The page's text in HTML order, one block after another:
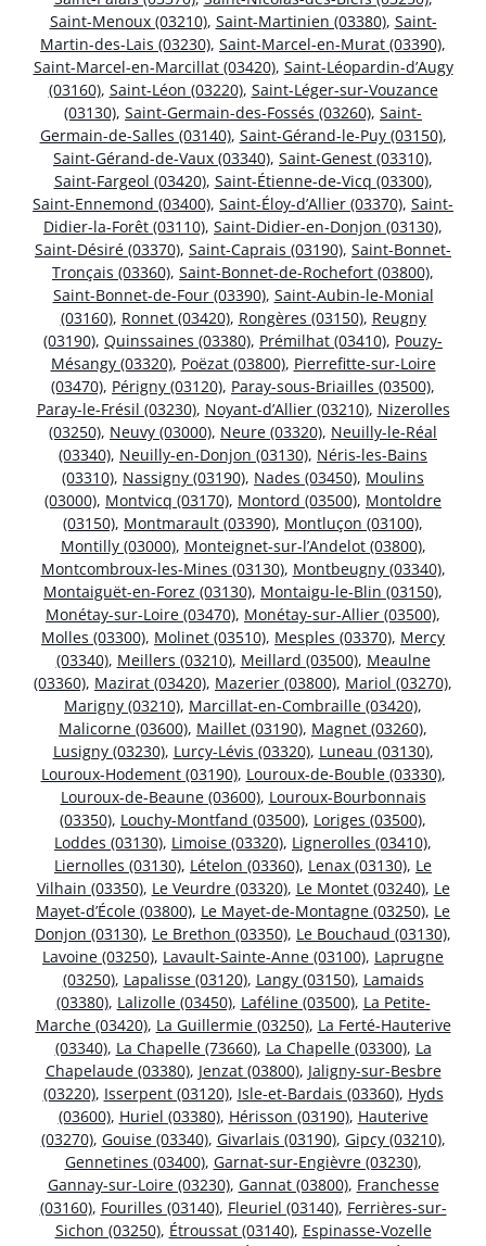
Saint-Menoux (03210), Saint-Martinien (03380), Saint-
Martin-des-Lais (03230), Saint-Marcel-en-Murat (03390),
Saint-Marcel-en-Marcillat (03420), Saint-Léopardin-d’Augy
(03160), Saint-Léon (03220), Saint-Léger-sur-Vouzance
(03130), Saint-Germain-des-Fossés (03260), Saint-
Germain-de-Salles (03140), Saint-Gérand-le-Puy (03150),
Saint-Gérand-de-Vaux (03340), Saint-Genest (03310),
Saint-Fargeol (03420), Saint-Étienne-de-Vicq (03300),
Saint-Ennemond (03400), Saint-Éloy-d’Allier (03370), Saint-
Didier-la-Forêt (03110), Saint-Didier-en-Donjon (03130),
Saint-Désiré (03370), Saint-Caprais (03190), Saint-Bonnet-
Tronçais (03360), Saint-Bonnet-de-Rochefort (03800),
Saint-Bonnet-de-Four (03390), Saint-Aubin-le-Monial
(03160), Ronnet (03420), Rongères (03150), Reugny
(03190), Quinssaines (03380), Prémilhat (03410), Pouzy-
Mésangy (03320), Poëzat (03800), Pierrefitte-sur-Loire
(03470), Périgny (03120), Paray-sous-Briailles (03500),
Paray-le-Frésil (03230), Noyant-d’Allier (03210), Nizerolles
(03250), Neuvy (03000), Neure (03320), Neuilly-le-Réal
(03340), Neuilly-en-Donjon (03130), Néris-les-Bains
(03310), Nassigny (03190), Nades (03450), Moulins
(03000), Montvicq (03170), Montord (03500), Montoldre
(03150), Montmarault (03390), Montluçon (03100),
Montilly (03000), Monteignet-sur-l’Andelot (03800),
Montcombroux-les-Mines (03130), Montbeugny (03340),
Montaiguët-en-Forez (03130), Montaigu-le-Blin (03150),
Monétay-sur-Loire (03470), Monétay-sur-Allier (03500),
Molles (03300), Molinet (03510), Mesples (03370), Mercy
(03340), Meillers (03210), Meillard (03500), Meaulne
(03360), Mazirat (03420), Mazerier (03800), Mariol (03270),
Marigny (03210), Marcillat-en-Combraille (03420),
Malicorne (03600), Maillet (03190), Magnet (03260),
Lusigny (03230), Lurcy-Lévis (03320), Luneau (03130),
Louroux-Hodement (03190), Louroux-de-Bouble (03330),
Louroux-de-Beaune (03600), Louroux-Bourbonnais
(03350), Louchy-Montfand (03500), Loriges (03500),
Loddes (03130), Limoise (03320), Lignerolles (03410),
Liernolles (03130), Lételon (03360), Lenax (03130), Le
Vilhain (03350), Le Veurdre (03320), Le Montet (03240), Le
Mayet-d’École (03800), Le Mayet-de-Montagne (03250), Le
Donjon (03130), Le Brethon (03350), Le Bouchaud (03130),
Lavoine (03250), Lavault-Sainte-Anne (03100), Laprugne
(03250), Lapalisse (03120), Langy (03150), Lamaids
(03380), Lalizolle (03450), Laféline (03500), La Petite-
Marche (03420), La Guillermie (03250), La Ferté-Hauterive
(03340), La Chapelle (73660), La Chapelle (03300), La
Chapelaude (03380), Jenzat (03800), Jaligny-sur-Besbre
(03220), Isserpent (03120), Isle-et-Bardais (03360), Hyds
(03600), Huriel (03380), Hérisson (03190), Hauterive
(03270), Gouise (03340), Givarlais (03190), Gipcy (03210),
Gennetines (03400), Garnat-sur-Engièvre (03230),
Gannay-sur-Loire (03230), Gannat (03800), Franchesse
(03160), Fourilles (03140), Fleuriel (03140), Ferrières-sur-
Sichon (03250), Étroussat (03140), Espinasse-Vozelle